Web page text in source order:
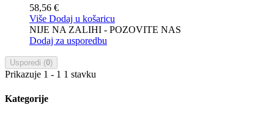
58,56 €
Više Dodaj u košaricu
NIJE NA ZALIHI - POZOVITE NAS
Dodaj za usporedbu
Usporedi (0)
Prikazuje 1 - 1 1 stavku
Kategorije